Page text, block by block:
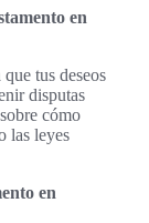
en
tus deseos
disputas
cómo
las leyes
en